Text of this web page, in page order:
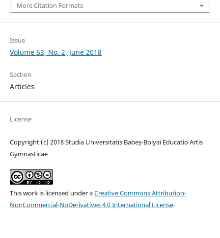
More Citation Formats
Issue
Volume 63, No. 2, June 2018
Section
Articles
License
Copyright (c) 2018 Studia Universitatis Babeș-Bolyai Educatio Artis
Gymnasticae
This work is licensed under aCreative Commons Attribution-
NonCommercial-NoDerivatives 4.0 International License.